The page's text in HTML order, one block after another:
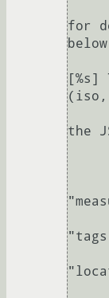
for
[%s]
(iso,
the